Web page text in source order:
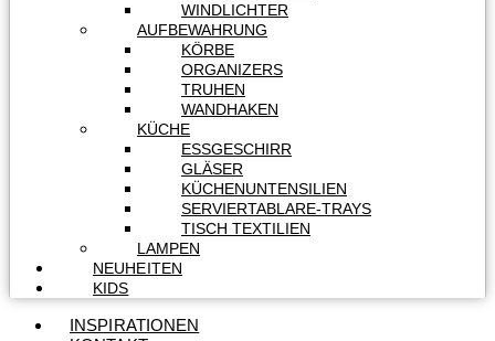
WINDLICHTER
AUFBEWAHRUNG
KÖRBE
ORGANIZERS
TRUHEN
WANDHAKEN
KÜCHE
ESSGESCHIRR
GLÄSER
KÜCHENUNTENSILIEN
SERVIERTABLARE-TRAYS
TISCH TEXTILIEN
LAMPEN
NEUHEITEN
KIDS
INSPIRATIONEN